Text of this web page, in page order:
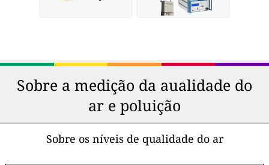
Sobre a medição da aualidade do
ar e poluição
Sobre os níveis de qualidade do ar